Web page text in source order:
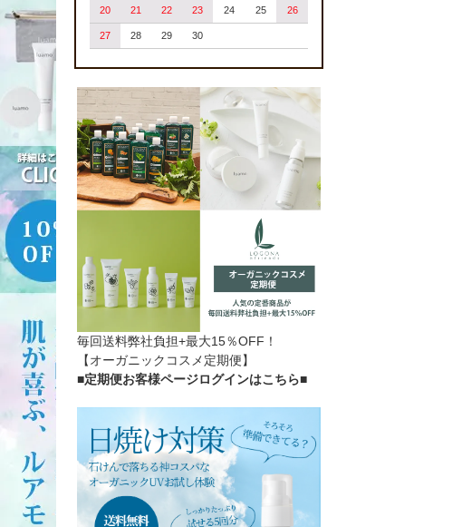
20 21 22 23 24 25 26
27 28 29 30
毎回送料弊社負担+最大15％OFF！
【オーガニックコスメ定期便】
■定期便お客様ページログインはこちら■